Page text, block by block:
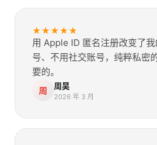
★★★★★
用 Apple ID 匿名注册改变了
号、不用社交账号，纯粹私密
要的。
周 周昊
2026 年 3 月